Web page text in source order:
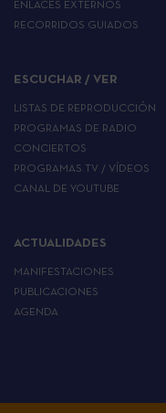
ENLACES EXTERNOS
RECORRIDOS GUIADOS
ESCUCHAR / VER
LISTAS DE REPRODUCCIÓN
PROGRAMAS DE RADIO
CONCIERTOS
PROGRAMAS TV / VÍDEOS
CANAL DE YOUTUBE
ACTUALIDADES
MANIFESTACIONES
PUBLICACIONES
AGENDA